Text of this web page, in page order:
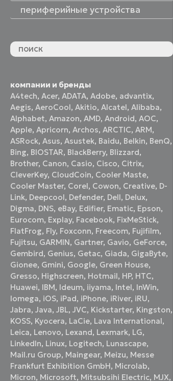
периферийные устройства
компании и бренды
A4tech,Acer,ADATA,Adobe, advantix,
Aegis,AeroCool,Akitio,Alcatel,Alibaba,
Alphabet,Amazon,AMD,Android,AOC,
Apple,Apricorn,Archos,ARCTIC,ARM,
ASRock,Asus,Asustek, Baidu, Belkin, BenQ,
Bing, BIOSTAR, BlackBerry, Blizzard,
Brother, Canon, Casio, Cisco, Citrix,
CleverKey, CloudCoin, Cooler Maste,
Cooler Master, Corel, Cowon, Creative, D-
Link, Deepcool, Defender, Dell, Delux,
Digma, DNS, eBay, Edifier, Ematic, Epson,
Eurocom, Explay, Facebook, FixMeStick,
FlatFrog, Fly, Foxconn, Freecom, Fujifilm,
Fujitsu, GARMIN, Gartner, Gavio, GeForce,
Gembird, Genius, Getac, Giada, GigaByte,
Gionee, Gmini, Google, Green House,
Gresso, Highscreen, Hotmail, HP, HTC,
Huawei, IBM, Ideum, iiyama, Intel, InWin,
Iomega, iOS, iPad, iPhone, iRiver, iRU,
Jabra,Java,JBL,JVC, Kickstarter, Kingston,
KOSS, Kyocera, LaCie, Lava International,
Leica, Lenovo, Lexand, Lexmark, LG,
LinkedIn, Linux, Logitech, Lunascape,
Mail.ru Group, Maingear, Meizu, Messe
Frankfurt Exhibition GmbH, Microlab,
Micron, Microsoft, Mitsubsihi Electric, MJX,